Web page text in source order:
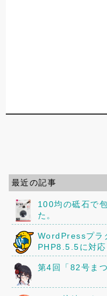
最近の記事
100均の砥石で
た。
WordPressプラ
PHP8.5.5に対応
第4回「82号ま